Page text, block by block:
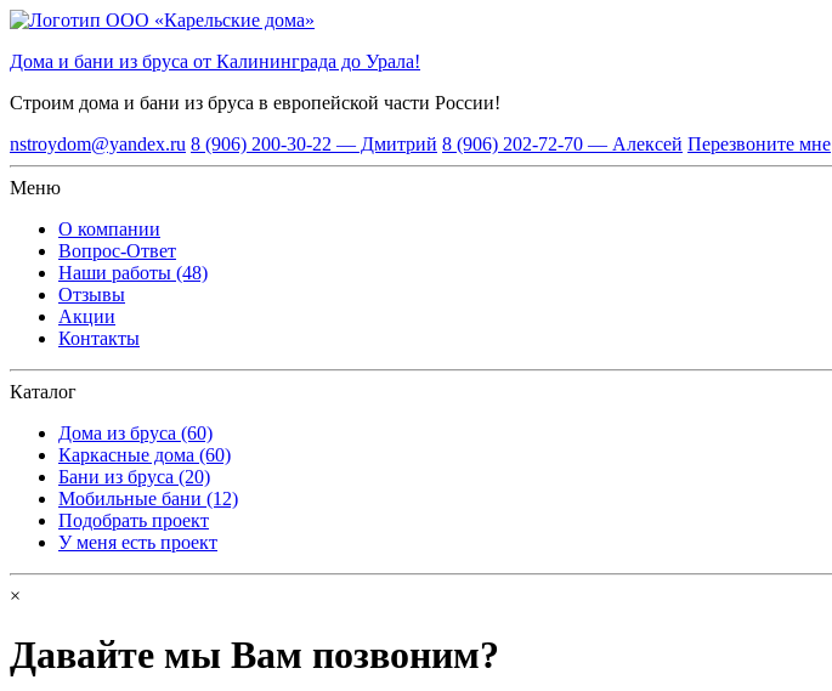
Дома и бани из бруса от Калининграда до Урала!
Строим дома и бани из бруса в европейской части России!
nstroydom@yandex.ru 8 (906) 200-30-22 — Дмитрий 8 (906) 202-72-70 — Алексей Перезвоните мне
Меню
О компании
Вопрос-Ответ
Наши работы (48)
Отзывы
Акции
Контакты
Каталог
Дома из бруса (60)
Каркасные дома (60)
Бани из бруса (20)
Мобильные бани (12)
Подобрать проект
У меня есть проект
×
Давайте мы Вам позвоним?